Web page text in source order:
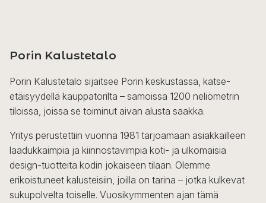
muunnelma.
tehdä
valinnat
tuotteen
sivulla.
Porin Kalustetalo
Porin Kalustetalo sijaitsee Porin keskustassa, katse-
etäisyydellä kauppatorilta – samoissa 1200 neliömetrin
tiloissa, joissa se toiminut aivan alusta saakka.
Yritys perustettiin vuonna 1981 tarjoamaan asiakkailleen
laadukkaimpia ja kiinnostavimpia koti- ja ulkomaisia
design-tuotteita kodin jokaiseen tilaan. Olemme
erikoistuneet kalusteisiin, joilla on tarina – jotka kulkevat
sukupolvelta toiselle. Vuosikymmenten ajan tämä